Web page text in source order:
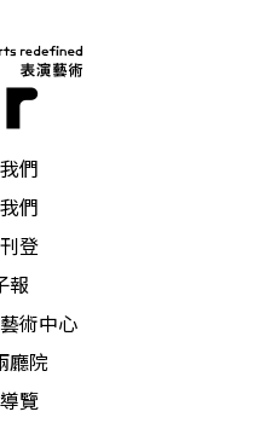
practice）持續磨合，
。
體制與資金的支持。NO
前營運者是個喜劇劇
的演員，營運的殘酷顯
們也仰賴政府補助。不
書、僧多粥少的
們
們
登
報
術中心
廳院
覽